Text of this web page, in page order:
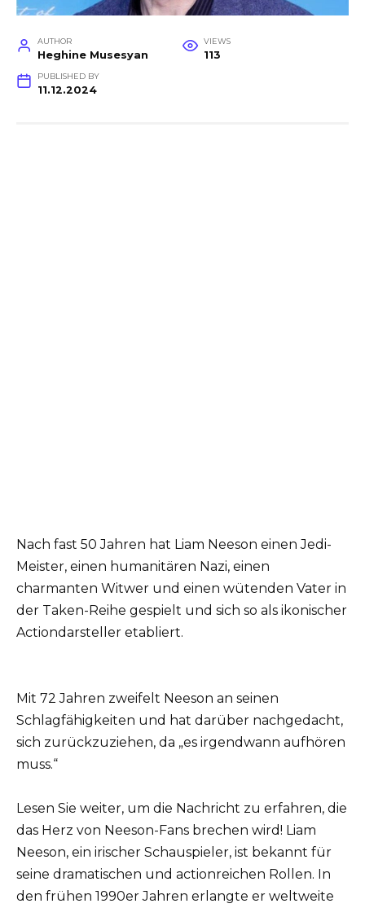
AUTHOR
Heghine Musesyan
VIEWS
113
PUBLISHED BY
11.12.2024
Nach fast 50 Jahren hat Liam Neeson einen Jedi-
Meister, einen humanitären Nazi, einen
charmanten Witwer und einen wütenden Vater in
der Taken-Reihe gespielt und sich so als ikonischer
Actiondarsteller etabliert.
Mit 72 Jahren zweifelt Neeson an seinen
Schlagfähigkeiten und hat darüber nachgedacht,
sich zurückzuziehen, da „es irgendwann aufhören
muss.“
Lesen Sie weiter, um die Nachricht zu erfahren, die
das Herz von Neeson-Fans brechen wird! Liam
Neeson, ein irischer Schauspieler, ist bekannt für
seine dramatischen und actionreichen Rollen. In
den frühen 1990er Jahren erlangte er weltweite